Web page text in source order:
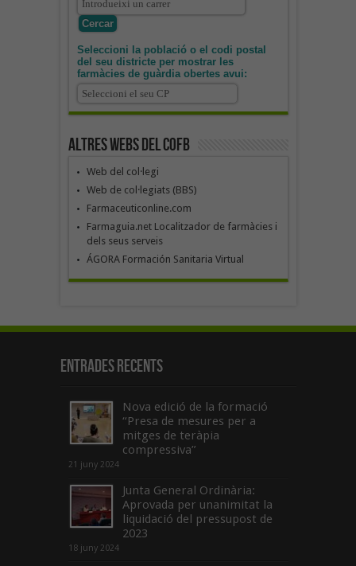
Seleccioni la població o el codi postal
del seu districte per mostrar les
farmàcies de guàrdia obertes avui:
Altres webs del COFB
Web del col·legi
Web de col·legiats (BBS)
Farmaceuticonline.com
Farmaguia.net Localitzador de farmàcies i
dels seus serveis
ÁGORA Formación Sanitaria Virtual
Entrades recents
Nova edició de la formació
“Presa de mesures per a
mitges de teràpia
compressiva”
21 juny 2024
Junta General Ordinària:
Aprovada per unanimitat la
liquidació del pressupost de
2023
18 juny 2024